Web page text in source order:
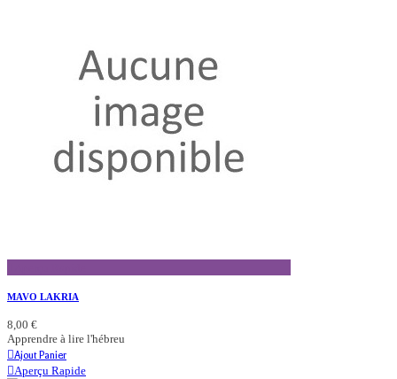
MAVO LAKRIA
8,00 €
Apprendre à lire l'hébreu
Ajout Panier
Aperçu Rapide